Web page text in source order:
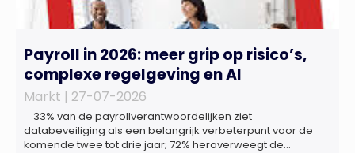
Payroll in 2026: meer grip op risico’s,
complexe regelgeving en AI
Markt | 27-07-2026
33% van de payrollverantwoordelijken ziet
databeveiliging als een belangrijk verbeterpunt voor de
komende twee tot drie jaar; 72% heroverweegt de